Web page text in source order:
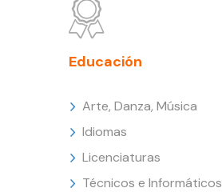
Educación
Arte, Danza, Música
Idiomas
Licenciaturas
Técnicos e Informáticos